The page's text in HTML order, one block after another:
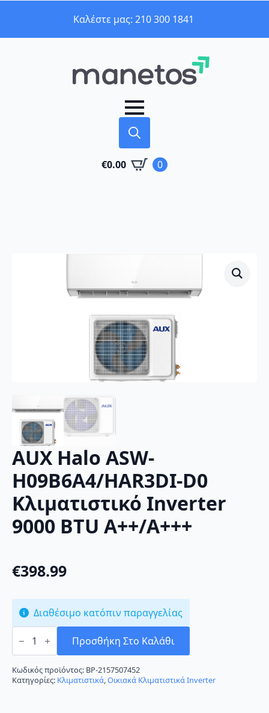
Καλέστε μας: 210 300 1841
for:
€0.00 0
AUX Halo ASW-
H09B6A4/HAR3DI-D0
Κλιματιστικό Inverter
9000 BTU A++/A+++
€398.99
Διαθέσιμο κατόπιν παραγγελίας
AUX
Halo
H09B6A4/HAR3DI-
D0
Κλιματιστικό
Inverter
Προσθήκη Στο Καλάθι
Κωδικός προϊόντος: BP-2157507452
Κατηγορίες: Κλιματιστικά,Οικιακά Κλιματιστικά Inverter